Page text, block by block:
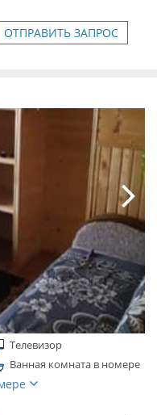
ОТПРАВИТЬ ЗАПРОС
Телевизор
Ванная комната в номере